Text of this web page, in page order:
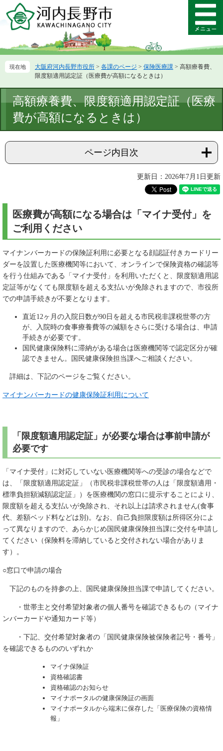
ー
先
ニ
を
て
メ
ニ
ー
大阪府河内長野市役所 > 各課のページ > 保険医療課 > 高額療養費、
限度額適用認定証（医療費が高額になるときは）
文
高額療養費、限度額適用認定証（医療
費が高額になるときは）
ページ内目次
更新日：2026年7月1日更新
医療費が高額になる場合は「マイナ受付」を
ご利用ください
マイナンバーカードの保険証利用に必要となる顔認証付きカードリー
ダーを設置した医療機関等において、オンラインで保険資格の確認等
を行う仕組みである「マイナ受付」を利用いただくと、限度額適用認
定証等がなくても限度額を超える支払いが免除されますので、市役所
での申請手続きが不要となります。
直近12ヶ月の入院日数が90日を超える市民税非課税世帯の方
が、入院時の食事療養費等の減額をさらに受ける場合は、申請
手続きが必要です。
国民健康保険料に滞納がある場合は医療機関等で認定区分が確
認できません。国民健康保険担当課へご相談ください。
詳細は、下記のページをご覧ください。
マイナンバーカードの健康保険証利用について
「限度額適用認定証」が必要な場合は事前申請が
必要です
「マイナ受付」に対応していない医療機関等への受診の場合などで
は、「限度額適用認定証」（市民税非課税世帯の人は「限度額適用・
標準負担額減額認定証」）を医療機関の窓口に提示することにより、
限度額を超える支払いが免除され、それ以上は請求されません(食事
代、差額ベッド料などは別)。なお、自己負担限度額は所得区分によ
って異なりますので、あらかじめ国民健康保険担当課に交付を申請し
てください（保険料を滞納していると交付されない場合がありま
す）。
○窓口で申請の場合
下記のものを持参の上、国民健康保険担当課で申請してください。
・世帯主と交付希望対象者の個人番号を確認できるもの（マイナ
ンバーカードや通知カード等）
・下記、交付希望対象者の「国民健康保険被保険者記号・番号」
を確認できるもののいずれか
マイナ保険証
資格確認書
資格確認のお知らせ
マイナポータルの健康保険証の画面
マイナポータルから端末に保存した「医療保険の資格情
報」